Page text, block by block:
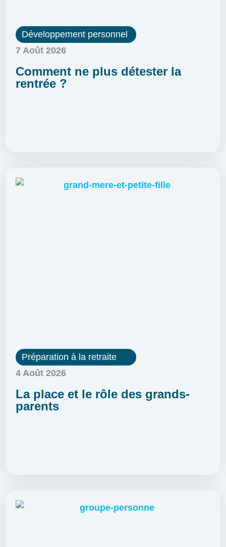
Développement personnel
7 Août 2026
Comment ne plus détester la
rentrée ?
Préparation à la retraite
4 Août 2026
La place et le rôle des grands-
parents